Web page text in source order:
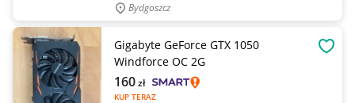
Bydgoszcz
Gigabyte GeForce GTX 1050
Windforce OC 2G
KUP TERAZ
160zł